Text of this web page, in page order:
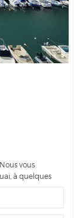
vous
à quelques